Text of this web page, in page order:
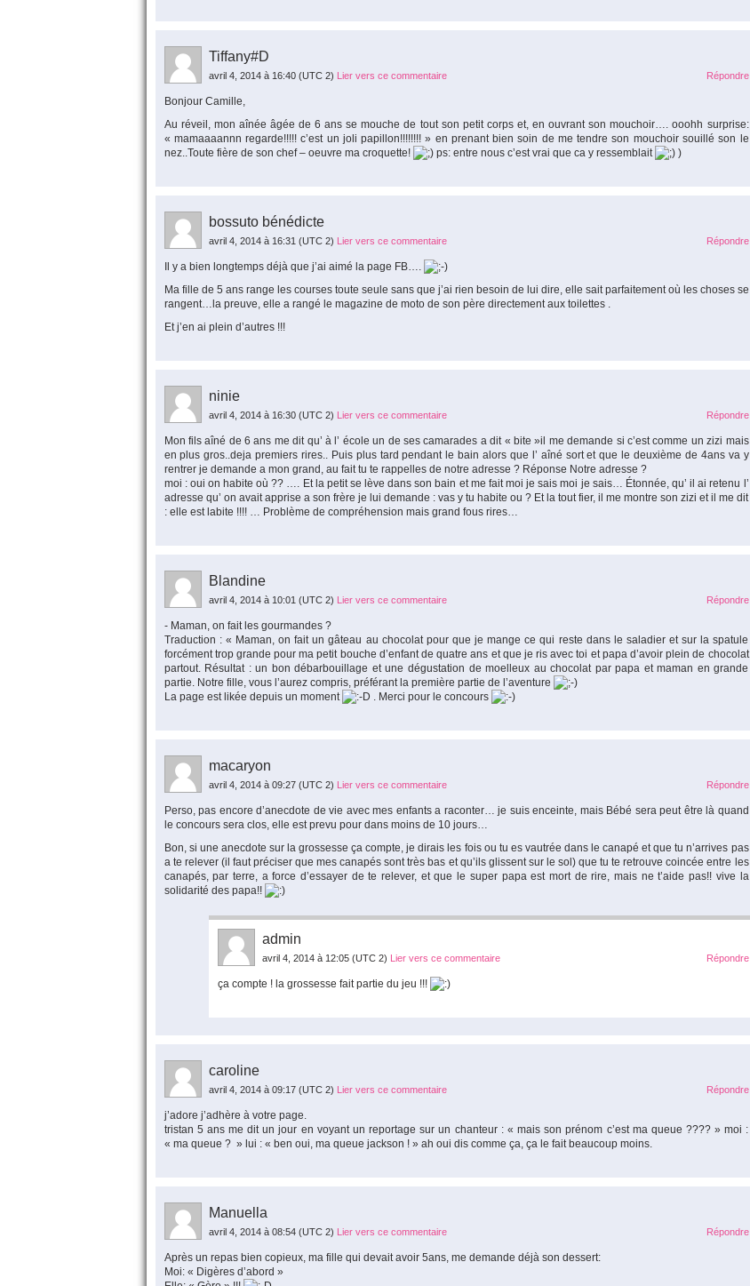
Tiffany#D
avril 4, 2014 à 16:40 (UTC 2) Lier vers ce commentaire Répondre
Bonjour Camille,
Au réveil, mon aînée âgée de 6 ans se mouche de tout son petit corps et, en ouvrant son mouchoir…. ooohh surprise:
« mamaaaannn regarde!!!!! c’est un joli papillon!!!!!!!! » en prenant bien soin de me tendre son mouchoir souillé son le
nez..Toute fière de son chef – oeuvre ma croquette!
ps: entre nous c’est vrai que ca y ressemblait )
bossuto bénédicte
avril 4, 2014 à 16:31 (UTC 2) Lier vers ce commentaire Répondre
Il y a bien longtemps déjà que j’ai aimé la page FB….
Ma fille de 5 ans range les courses toute seule sans que j’ai rien besoin de lui dire, elle sait parfaitement où les choses se
rangent…la preuve, elle a rangé le magazine de moto de son père directement aux toilettes .
Et j’en ai plein d’autres !!!
ninie
avril 4, 2014 à 16:30 (UTC 2) Lier vers ce commentaire Répondre
Mon fils aîné de 6 ans me dit qu’ à l’ école un de ses camarades a dit « bite »il me demande si c’est comme un zizi mais
en plus gros..deja premiers rires.. Puis plus tard pendant le bain alors que l’ aîné sort et que le deuxième de 4ans va y
rentrer je demande a mon grand, au fait tu te rappelles de notre adresse ? Réponse Notre adresse ?
moi : oui on habite où ?? …. Et la petit se lève dans son bain et me fait moi je sais moi je sais… Étonnée, qu’ il ai retenu l’
adresse qu’ on avait apprise a son frère je lui demande : vas y tu habite ou ? Et la tout fier, il me montre son zizi et il me dit
: elle est labite !!!! … Problème de compréhension mais grand fous rires…
Blandine
avril 4, 2014 à 10:01 (UTC 2) Lier vers ce commentaire Répondre
- Maman, on fait les gourmandes ?
Traduction : « Maman, on fait un gâteau au chocolat pour que je mange ce qui reste dans le saladier et sur la spatule
forcément trop grande pour ma petit bouche d’enfant de quatre ans et que je ris avec toi et papa d’avoir plein de chocolat
partout. Résultat : un bon débarbouillage et une dégustation de moelleux au chocolat par papa et maman en grande
partie. Notre fille, vous l’aurez compris, préférant la première partie de l’aventure
La page est likée depuis un moment
. Merci pour le concours
macaryon
avril 4, 2014 à 09:27 (UTC 2) Lier vers ce commentaire Répondre
Perso, pas encore d’anecdote de vie avec mes enfants a raconter… je suis enceinte, mais Bébé sera peut être là quand
le concours sera clos, elle est prevu pour dans moins de 10 jours…
Bon, si une anecdote sur la grossesse ça compte, je dirais les fois ou tu es vautrée dans le canapé et que tu n’arrives pas
a te relever (il faut préciser que mes canapés sont très bas et qu’ils glissent sur le sol) que tu te retrouve coincée entre les
canapés, par terre, a force d’essayer de te relever, et que le super papa est mort de rire, mais ne t’aide pas!! vive la
solidarité des papa!!
admin
avril 4, 2014 à 12:05 (UTC 2) Lier vers ce commentaire Répondre
ça compte ! la grossesse fait partie du jeu !!!
caroline
avril 4, 2014 à 09:17 (UTC 2) Lier vers ce commentaire Répondre
j’adore j’adhère à votre page.
tristan 5 ans me dit un jour en voyant un reportage sur un chanteur : « mais son prénom c’est ma queue ???? » moi :
« ma queue ? » lui : « ben oui, ma queue jackson ! » ah oui dis comme ça, ça le fait beaucoup moins.
Manuella
avril 4, 2014 à 08:54 (UTC 2) Lier vers ce commentaire Répondre
Après un repas bien copieux, ma fille qui devait avoir 5ans, me demande déjà son dessert:
Moi: « Digères d’abord »